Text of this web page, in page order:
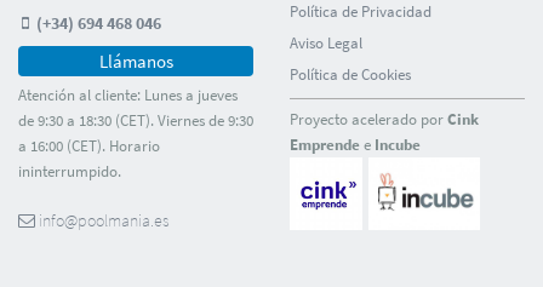
(+34) 694 468 046
Llámanos
Atención al cliente: Lunes a jueves
de 9:30 a 18:30 (CET). Viernes de 9:30
a 16:00 (CET). Horario
ininterrumpido.
info@poolmania.es
Polí­tica de Privacidad
Aviso Legal
Polí­tica de Cookies
Proyecto acelerado porCink
Emprendee Incube